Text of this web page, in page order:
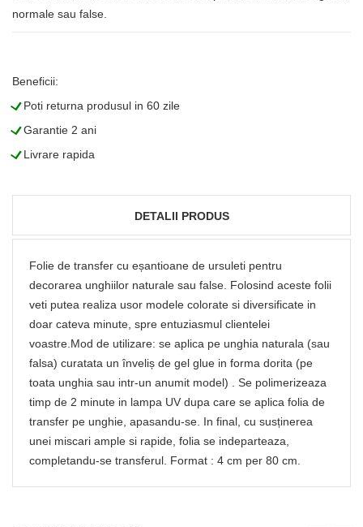
normale sau false.
Beneficii:
LPoti returna produsul in 60 zile
LGarantie 2 ani
LLivrare rapida
DETALII PRODUS
Folie de transfer cu eșantioane de ursuleti pentru
decorarea unghiilor naturale sau false. Folosind aceste folii
veti putea realiza usor modele colorate si diversificate in
doar cateva minute, spre entuziasmul clientelei
voastre.Mod de utilizare: se aplica pe unghia naturala (sau
falsa) curatata un înveliș de gel glue in forma dorita (pe
toata unghia sau intr-un anumit model) . Se polimerizeaza
timp de 2 minute in lampa UV dupa care se aplica folia de
transfer pe unghie, apasandu-se. In final, cu susținerea
unei miscari ample si rapide, folia se indeparteaza,
completandu-se transferul. Format : 4 cm per 80 cm.